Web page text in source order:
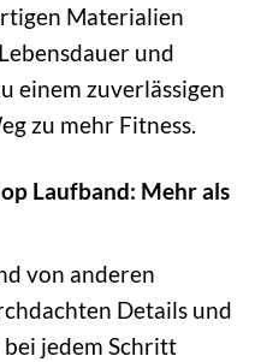
Materialien
und
einem zuverlässigen
zu mehr Fitness.
Laufband: Mehr als
von anderen
Details und
jedem Schritt